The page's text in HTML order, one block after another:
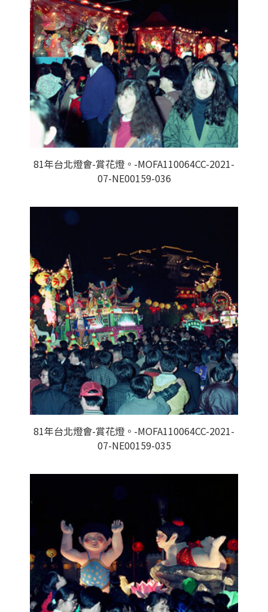
81年台北燈會-賞花燈。-MOFA110064CC-2021-
07-NE00159-036
81年台北燈會-賞花燈。-MOFA110064CC-2021-
07-NE00159-035